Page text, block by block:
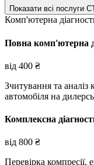
Показати всі послуги
Комп'ютерна
Повна комп'ютерна
від 400 ₴
Зчитування та аналіз
автомобіля на
Комплексна
від 800 ₴
Перевірка компресії,